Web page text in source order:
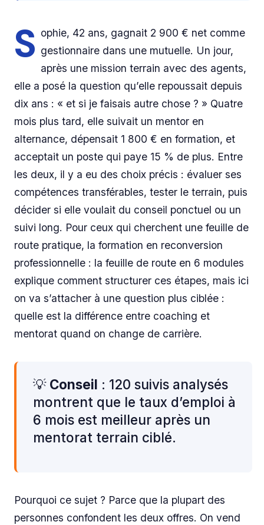
S ophie, 42 ans, gagnait 2 900 € net comme
gestionnaire dans une mutuelle. Un jour,
après une mission terrain avec des agents,
elle a posé la question qu’elle repoussait depuis
dix ans : « et si je faisais autre chose ? » Quatre
mois plus tard, elle suivait un mentor en
alternance, dépensait 1 800 € en formation, et
acceptait un poste qui paye 15 % de plus. Entre
les deux, il y a eu des choix précis : évaluer ses
compétences transférables, tester le terrain, puis
décider si elle voulait du conseil ponctuel ou un
suivi long. Pour ceux qui cherchent une feuille de
route pratique, la formation en reconversion
professionnelle : la feuille de route en 6 modules
explique comment structurer ces étapes, mais ici
on va s’attacher à une question plus ciblée :
quelle est la différence entre coaching et
mentorat quand on change de carrière.
💡 Conseil : 120 suivis analysés
montrent que le taux d’emploi à
6 mois est meilleur après un
mentorat terrain ciblé.
Pourquoi ce sujet ? Parce que la plupart des
personnes confondent les deux offres. On vend